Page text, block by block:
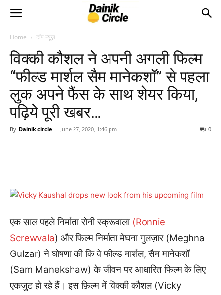
Home टॉप न्यूज़
विक्की कौशल ने अपनी अगली फिल्म
“फील्ड मार्शल सैम मानेकशॉ” से पहला
लुक अपने फैंस के साथ शेयर किया,
पढ़िये पूरी खबर…
By Dainik circle - June 27, 2020, 1:46 pm 0
एक साल पहले निर्माता रोनी स्क्रूवाला(Ronnie
Screwvala) और फिल्म निर्माता मेघना गुलज़ार (Meghna
Gulzar) ने घोषणा की कि वे फील्ड मार्शल, सैम मानेकशॉ
(Sam Manekshaw) के जीवन पर आधारित फिल्म के लिए
एकजुट हो रहे हैं। इस फ़िल्म में विक्की कौशल (Vicky